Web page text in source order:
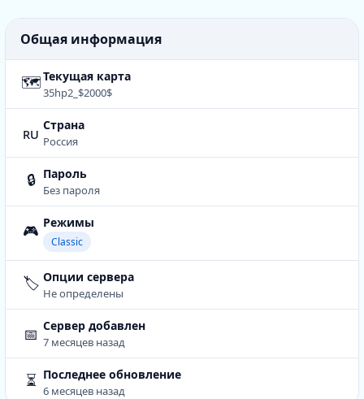
Общая информация
🗺Текущая карта
35hp2_$2000$
ru Страна
Россия
🔒 Пароль
Без пароля
🎮 Режимы
Classic
🏷️ Опции сервера
Не определены
📅 Сервер добавлен
7 месяцев назад
⏳ Последнее обновление
6 месяцев назад